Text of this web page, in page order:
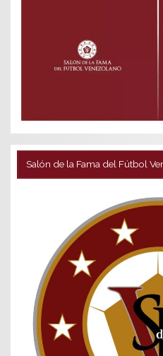
Salón de la Fama del Fútbol